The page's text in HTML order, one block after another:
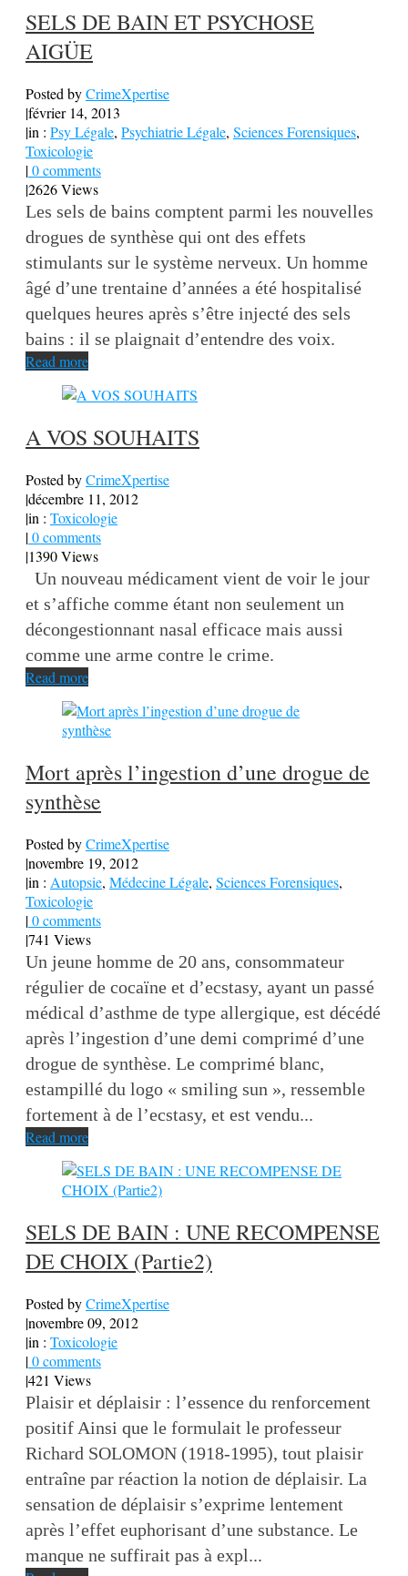
SELS DE BAIN ET PSYCHOSE
AIGÜE
Posted byCrimeXpertise
|février 14, 2013
|in : Psy Légale, Psychiatrie Légale, Sciences Forensiques,
Toxicologie
|0 comments
|2626 Views
Les sels de bains comptent parmi les nouvelles
drogues de synthèse qui ont des effets
stimulants sur le système nerveux. Un homme
âgé d’une trentaine d’années a été hospitalisé
quelques heures après s’être injecté des sels
bains : il se plaignait d’entendre des voix.
Read more
A VOS SOUHAITS
Posted byCrimeXpertise
|décembre 11, 2012
|in : Toxicologie
|0 comments
|1390 Views
Un nouveau médicament vient de voir le jour
et s’affiche comme étant non seulement un
décongestionnant nasal efficace mais aussi
comme une arme contre le crime.
Read more
Mort après l’ingestion d’une drogue de
synthèse
Posted byCrimeXpertise
|novembre 19, 2012
|in : Autopsie, Médecine Légale, Sciences Forensiques,
Toxicologie
|0 comments
|741 Views
Un jeune homme de 20 ans, consommateur
régulier de cocaïne et d’ecstasy, ayant un passé
médical d’asthme de type allergique, est décédé
après l’ingestion d’une demi comprimé d’une
drogue de synthèse. Le comprimé blanc,
estampillé du logo « smiling sun », ressemble
fortement à de l’ecstasy, et est vendu...
Read more
SELS DE BAIN : UNE RECOMPENSE
DE CHOIX (Partie2)
Posted byCrimeXpertise
|novembre 09, 2012
|in : Toxicologie
|0 comments
|421 Views
Plaisir et déplaisir : l’essence du renforcement
positif Ainsi que le formulait le professeur
Richard SOLOMON (1918-1995), tout plaisir
entraîne par réaction la notion de déplaisir. La
sensation de déplaisir s’exprime lentement
après l’effet euphorisant d’une substance. Le
manque ne suffirait pas à expl...